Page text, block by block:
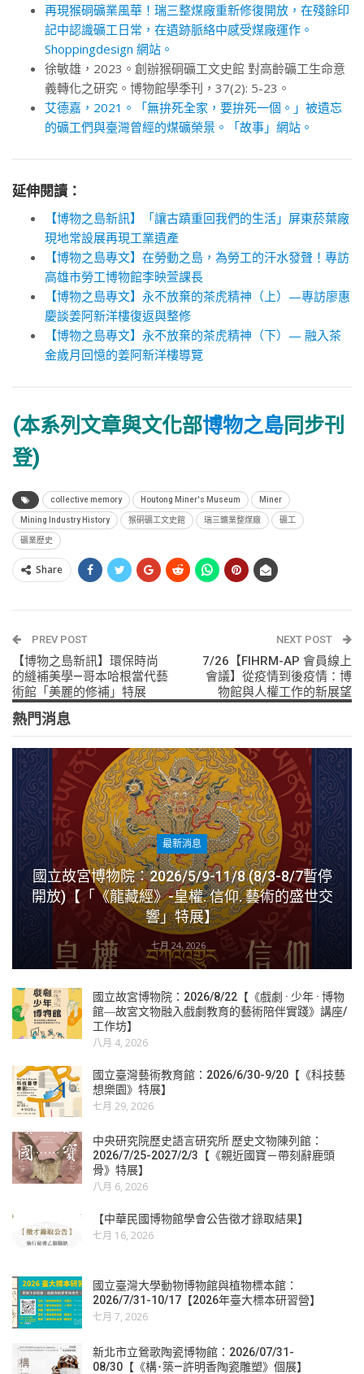
再現猴硐礦業風華！瑞三整煤廠重新修復開放，在殘餘印
記中認識礦工日常，在遺跡脈絡中感受煤廠運作。
Shoppingdesign 網站。
徐敏雄，2023。創辦猴硐礦工文史館 對高齡礦工生命意
義轉化之研究。博物館學季刊，37(2): 5-23。
艾德嘉，2021。「無拚死全家，要拚死一個。」被遺忘
的礦工們與臺灣曾經的煤礦榮景。「故事」網站。
延伸閱讀：
【博物之島新訊】「讓古蹟重回我們的生活」屏東菸葉廠
現地常設展再現工業遺產
【博物之島專文】在勞動之島，為勞工的汗水發聲！專訪
高雄市勞工博物館李映萱課長
【博物之島專文】永不放棄的茶虎精神（上）—專訪廖惠
慶談姜阿新洋樓復返與整修
【博物之島專文】永不放棄的茶虎精神（下）— 融入茶
金歲月回憶的姜阿新洋樓導覽
(本系列文章與文化部博物之島同步刊
登)
collective memory Houtong Miner's Museum Miner
Mining Industry History 猴硐礦工文史館 瑞三鑛業整煤廠 礦工
礦業歷史
Share
PREV POST
【博物之島新訊】環保時尚
的縫補美學—哥本哈根當代藝
術館「美麗的修補」特展
NEXT POST
7/26【FIHRM-AP 會員線上
會議】從疫情到後疫情：博
物館與人權工作的新展望
熱門消息
最新消息
國立故宮博物院：2026/5/9-11/8 (8/3-8/7暫停
開放)【「《龍藏經》-皇權. 信仰. 藝術的盛世交
響」特展】
七月 24, 2026
國立故宮博物院：2026/8/22【《戲劇 · 少年 · 博物
館―故宮文物融入戲劇教育的藝術陪伴實踐》講座/
工作坊】
八月 4, 2026
國立臺灣藝術教育館：2026/6/30-9/20【《科技藝
想樂園》特展】
七月 29, 2026
中央研究院歷史語言研究所 歷史文物陳列館：
2026/7/25-2027/2/3【《親近國寶－帶刻辭鹿頭
骨》特展】
八月 6, 2026
【中華民國博物館學會公告徵才錄取結果】
七月 16, 2026
國立臺灣大學動物博物館與植物標本館：
2026/7/31-10/17【2026年臺大標本研習營】
七月 7, 2026
新北市立鶯歌陶瓷博物館：2026/07/31-
08/30【《構･築—許明香陶瓷雕塑》個展】